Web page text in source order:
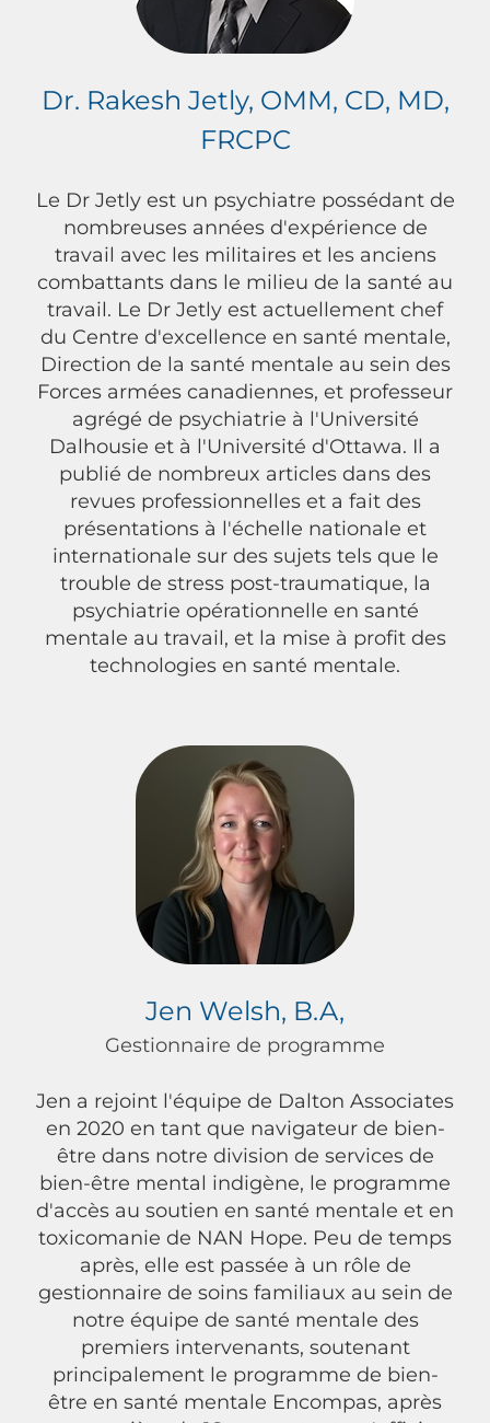
Dr. Rakesh Jetly, OMM, CD, MD,
FRCPC
Le Dr Jetly est un psychiatre possédant de
nombreuses années d'expérience de
travail avec les militaires et les anciens
combattants dans le milieu de la santé au
travail. Le Dr Jetly est actuellement chef
du Centre d'excellence en santé mentale,
Direction de la santé mentale au sein des
Forces armées canadiennes, et professeur
agrégé de psychiatrie à l'Université
Dalhousie et à l'Université d'Ottawa. Il a
publié de nombreux articles dans des
revues professionnelles et a fait des
présentations à l'échelle nationale et
internationale sur des sujets tels que le
trouble de stress post-traumatique, la
psychiatrie opérationnelle en santé
mentale au travail, et la mise à profit des
technologies en santé mentale.
Jen Welsh, B.A,
Gestionnaire de programme
Jen a rejoint l'équipe de Dalton Associates
en 2020 en tant que navigateur de bien-
être dans notre division de services de
bien-être mental indigène, le programme
d'accès au soutien en santé mentale et en
toxicomanie de NAN Hope. Peu de temps
après, elle est passée à un rôle de
gestionnaire de soins familiaux au sein de
notre équipe de santé mentale des
premiers intervenants, soutenant
principalement le programme de bien-
être en santé mentale Encompas, après